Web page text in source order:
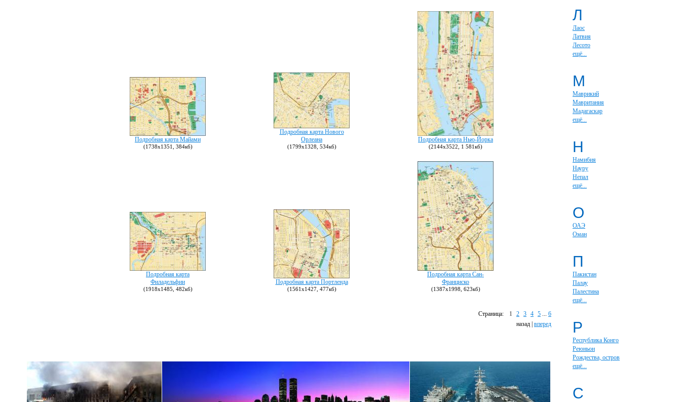
Подробная карта Майами
(1738х1351, 384кб)
Подробная карта Нового
Орлеана
(1799х1328, 534кб)
Подробная карта Нью-Йорка
(2144х3522, 1 581кб)
Подробная карта
Филадельфии
(1918х1485, 482кб)
Подробная карта Портленда
(1561х1427, 477кб)
Подробная карта Сан-
Франциско
(1387х1998, 623кб)
Страница: 1 2 3 4 5 ... 6
назад | вперед
Л
Лаос
Латвия
Лесото
ещё...
М
Маврикий
Мавритания
Мадагаскар
ещё...
Н
Намибия
Науру
Непал
ещё...
О
ОАЭ
Оман
П
Пакистан
Палау
Палестина
ещё...
Р
Республика Конго
Реюньон
Рождества, остров
ещё...
С